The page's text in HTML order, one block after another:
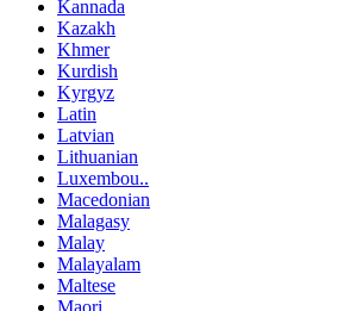
Kannada
Kazakh
Khmer
Kurdish
Kyrgyz
Latin
Latvian
Lithuanian
Luxembou..
Macedonian
Malagasy
Malay
Malayalam
Maltese